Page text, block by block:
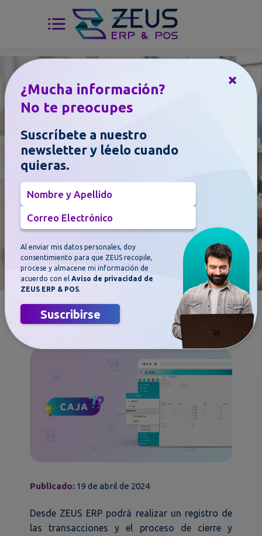
Blog
noticias y novedades
sobre el mundo
ERP & POS
Realice el control de caja de manera
ágil
Publicado: 19 de abril de 2024
Desde ZEUS ERP podrá realizar un registro de
las transacciones y el proceso de cierre y
¿Mucha información?
No te preocupes
×
Suscríbete a nuestro
newsletter y léelo cuando
quieras.
Nombre y Apellido
Correo Electrónico
Al enviar mis datos personales, doy
consentimiento para que ZEUS recopile,
procese y almacene mi información de
acuerdo con el Aviso de privacidad de
ZEUS ERP & POS.
Suscribirse